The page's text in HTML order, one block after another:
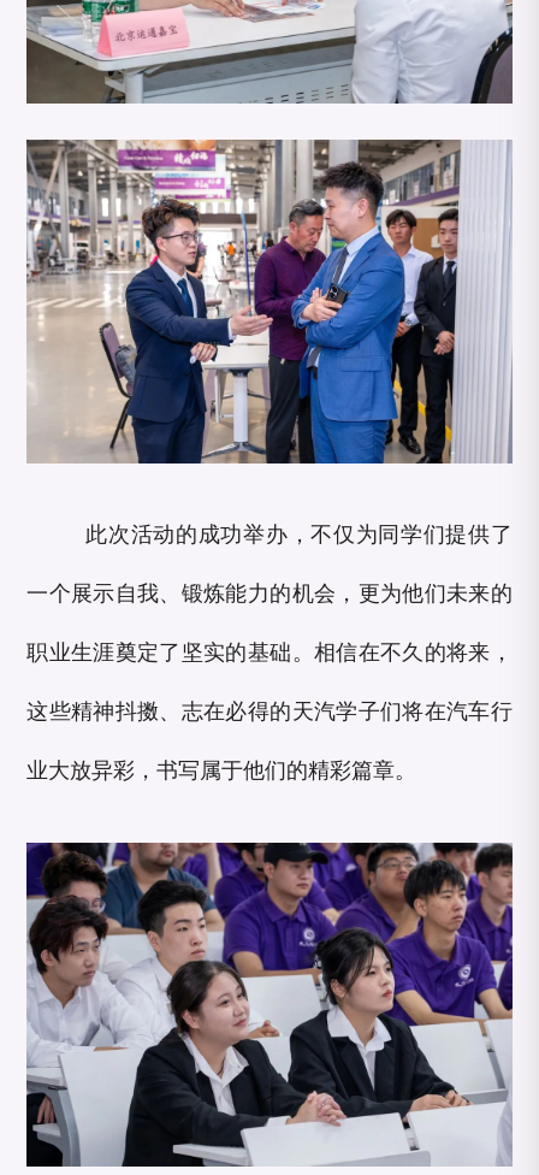
此次活动的成功举办，不仅为同学们提供了
一个展示自我、锻炼能力的机会，更为他们未来的
职业生涯奠定了坚实的基础。相信在不久的将来，
这些精神抖擞、志在必得的天汽学子们将在汽车行
业大放异彩，书写属于他们的精彩篇章。